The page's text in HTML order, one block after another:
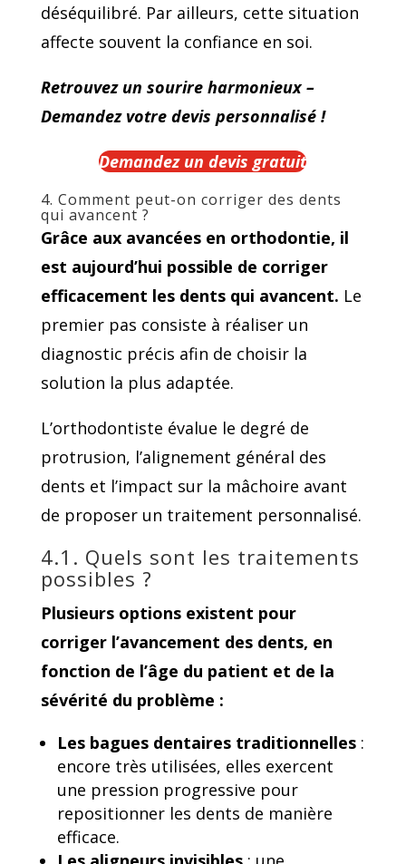
déséquilibré. Par ailleurs, cette situation
affecte souvent la confiance en soi.
Retrouvez un sourire harmonieux –
Demandez votre devis personnalisé !
Demandez un devis gratuit
4. Comment peut-on corriger des dents
qui avancent ?
Grâce aux avancées en orthodontie, il
est aujourd’hui possible de corriger
efficacement les dents qui avancent. Le
premier pas consiste à réaliser un
diagnostic précis afin de choisir la
solution la plus adaptée.
L’orthodontiste évalue le degré de
protrusion, l’alignement général des
dents et l’impact sur la mâchoire avant
de proposer un traitement personnalisé.
4.1. Quels sont les traitements
possibles ?
Plusieurs options existent pour
corriger l’avancement des dents, en
fonction de l’âge du patient et de la
sévérité du problème :
Les bagues dentaires traditionnelles:
encore très utilisées, elles exercent
une pression progressive pour
repositionner les dents de manière
efficace.